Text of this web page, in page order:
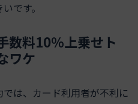
です。
数料10％上乗せト
ワケ
は、カード利用者が不利に